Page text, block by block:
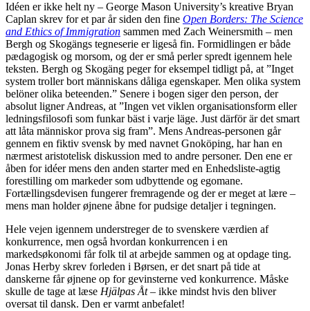
Idéen er ikke helt ny – George Mason University’s kreative Bryan
Caplan skrev for et par år siden den fine Open Borders: The Science
and Ethics of Immigration sammen med Zach Weinersmith – men
Bergh og Skogängs tegneserie er ligeså fin. Formidlingen er både
pædagogisk og morsom, og der er små perler spredt igennem hele
teksten. Bergh og Skogäng peger for eksempel tidligt på, at ”Inget
system troller bort människans dåliga egenskaper. Men olika system
belöner olika beteenden.” Senere i bogen siger den person, der
absolut ligner Andreas, at ”Ingen vet viklen organisationsform eller
ledningsfilosofi som funkar bäst i varje läge. Just därför är det smart
att låta människor prova sig fram”. Mens Andreas-personen går
gennem en fiktiv svensk by med navnet Gnoköping, har han en
nærmest aristotelisk diskussion med to andre personer. Den ene er
åben for idéer mens den anden starter med en Enhedsliste-agtig
forestilling om markeder som udbyttende og egomane.
Fortællingsdevisen fungerer fremragende og der er meget at lære –
mens man holder øjnene åbne for pudsige detaljer i tegningen.
Hele vejen igennem understreger de to svenskere værdien af
konkurrence, men også hvordan konkurrencen i en
markedsøkonomi får folk til at arbejde sammen og at opdage ting.
Jonas Herby skrev forleden i Børsen, er det snart på tide at
danskerne får øjnene op for gevinsterne ved konkurrence. Måske
skulle de tage at læse Hjälpas Åt– ikke mindst hvis den bliver
oversat til dansk. Den er varmt anbefalet!